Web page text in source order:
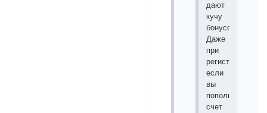
дают
кучу
бонусов.
Даже
при
регистрации
если
вы
пополните
счет